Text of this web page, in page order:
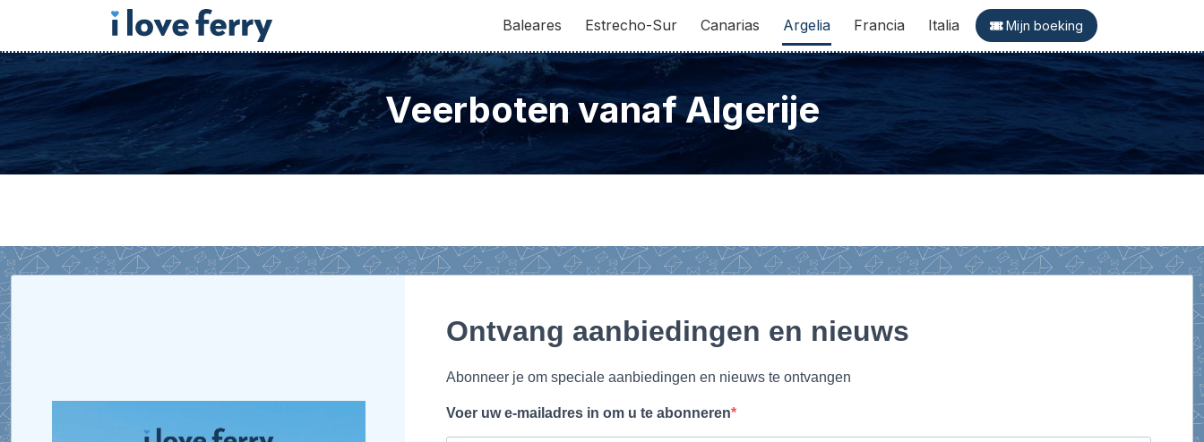
Baleares Estrecho-Sur Canarias Argelia Francia Italia Mijn boeking
Veerboten vanaf Algerije
Ontvang aanbiedingen en nieuws
Abonneer je om speciale aanbiedingen en nieuws te ontvangen
Voer uw e-mailadres in om u te abonneren